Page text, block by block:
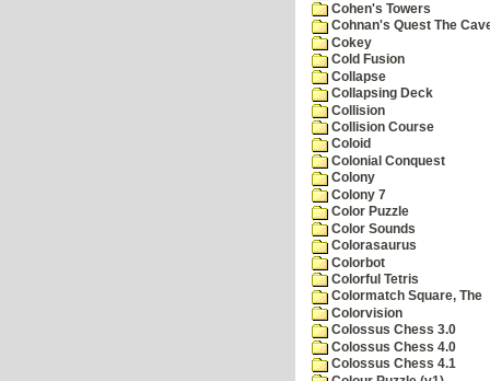
Cohen's Towers
Cohnan's Quest The
Cokey
Cold Fusion
Collapse
Collapsing Deck
Collision
Collision Course
Coloid
Colonial Conquest
Colony
Colony 7
Color Puzzle
Color Sounds
Colorasaurus
Colorbot
Colorful Tetris
Colormatch Square, The
Colorvision
Colossus Chess 3.0
Colossus Chess 4.0
Colossus Chess 4.1